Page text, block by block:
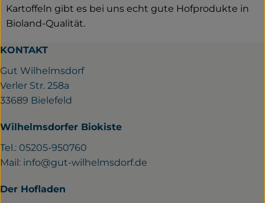
Kartoffeln gibt es bei uns echt gute Hofprodukte in
Bioland-Qualität.
KONTAKT
Gut Wilhelmsdorf
Verler Str. 258a
33689 Bielefeld
Wilhelmsdorfer Biokiste
Tel.: 05205-950760
Mail: info@gut-wilhelmsdorf.de
Der Hofladen